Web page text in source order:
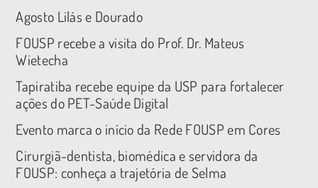
Agosto Lilás e Dourado
FOUSP recebe a visita do Prof. Dr. Mateus
Wietecha
Tapiratiba recebe equipe da USP para fortalecer
ações do PET-Saúde Digital
Evento marca o início da Rede FOUSP em Cores
Cirurgiã-dentista, biomédica e servidora da
FOUSP: conheça a trajetória de Selma